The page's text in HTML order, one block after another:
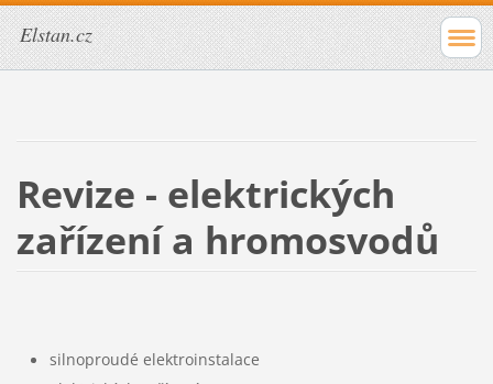
Elstan.cz
Revize - elektrických
zařízení a hromosvodů
silnoproudé elektroinstalace